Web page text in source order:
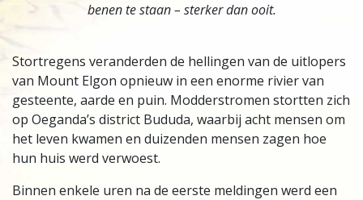
benen te staan – sterker dan ooit.
Stortregens veranderden de hellingen van de uitlopers
van Mount Elgon opnieuw in een enorme rivier van
gesteente, aarde en puin. Modderstromen stortten zich
op Oeganda’s district Bududa, waarbij acht mensen om
het leven kwamen en duizenden mensen zagen hoe
hun huis werd verwoest.
Binnen enkele uren na de eerste meldingen werd een